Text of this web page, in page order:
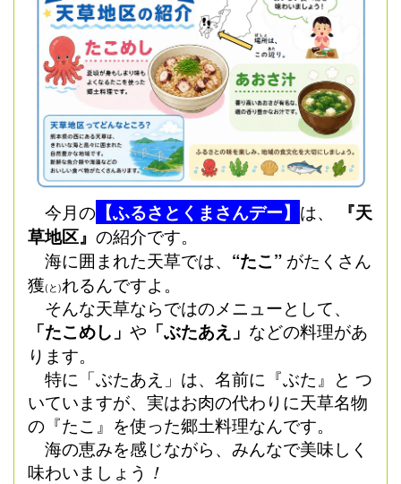
今月の 【ふるさとくまさんデー】 は、
『天
草地区』 の紹介です。
海に囲まれた天草では、 “たこ” がたくさん
獲(と)れるんですよ。
そんな天草ならではのメニューとして、
「たこめし」 や 「ぶたあえ」 などの料理があ
ります。
特に「ぶたあえ」は、名前に『ぶた』と つ
いていますが、実はお肉の代わりに天草名物
の『たこ』を使った郷土料理なんです。
海の恵みを感じながら、みんなで美味しく
味わいましょう ！